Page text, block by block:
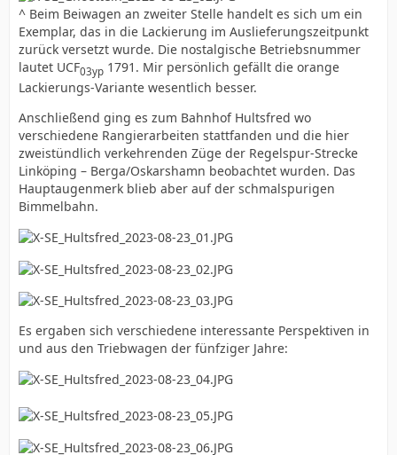
^ Beim Beiwagen an zweiter Stelle handelt es sich um ein
Exemplar, das in die Lackierung im Auslieferungszeitpunkt
zurück versetzt wurde. Die nostalgische Betriebsnummer
lautet UCF03yp 1791. Mir persönlich gefällt die orange
Lackierungs-Variante wesentlich besser.
Anschließend ging es zum Bahnhof Hultsfred wo
verschiedene Rangierarbeiten stattfanden und die hier
zweistündlich verkehrenden Züge der Regelspur-Strecke
Linköping – Berga/Oskarshamn beobachtet wurden. Das
Hauptaugenmerk blieb aber auf der schmalspurigen
Bimmelbahn.
Es ergaben sich verschiedene interessante Perspektiven in
und aus den Triebwagen der fünfziger Jahre: